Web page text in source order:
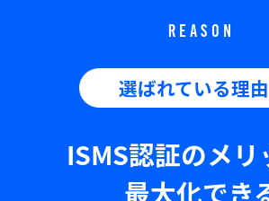
REASON
選ばれている理
ISMS認証のメリ
最大化でき